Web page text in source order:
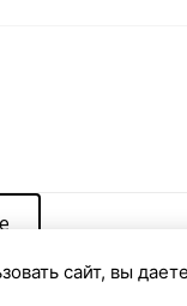
сайт, вы